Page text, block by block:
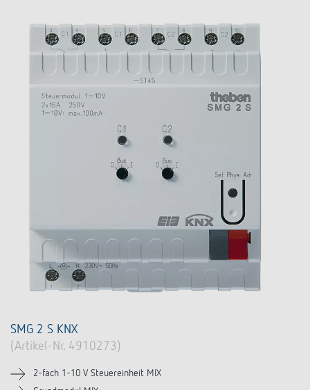
SMG 2 S KNX
(Artikel-Nr. 4910273)
2-fach 1-10 V Steuereinheit MIX